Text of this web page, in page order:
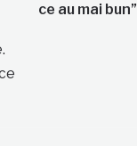
ce au mai bun”